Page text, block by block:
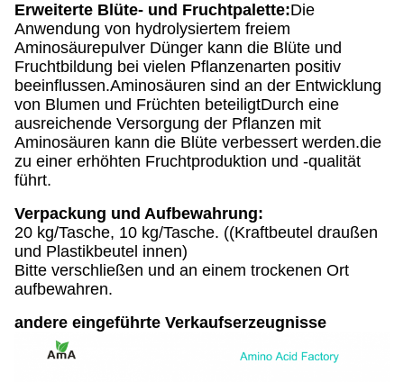
Erweiterte Blüte- und Fruchtpalette:Die
Anwendung von hydrolysiertem freiem
Aminosäurepulver Dünger kann die Blüte und
Fruchtbildung bei vielen Pflanzenarten positiv
beeinflussen.Aminosäuren sind an der Entwicklung
von Blumen und Früchten beteiligtDurch eine
ausreichende Versorgung der Pflanzen mit
Aminosäuren kann die Blüte verbessert werden.die
zu einer erhöhten Fruchtproduktion und -qualität
führt.
Verpackung und Aufbewahrung:
20 kg/Tasche, 10 kg/Tasche. ((Kraftbeutel draußen
und Plastikbeutel innen)
Bitte verschließen und an einem trockenen Ort
aufbewahren.
andere eingeführte Verkaufserzeugnisse